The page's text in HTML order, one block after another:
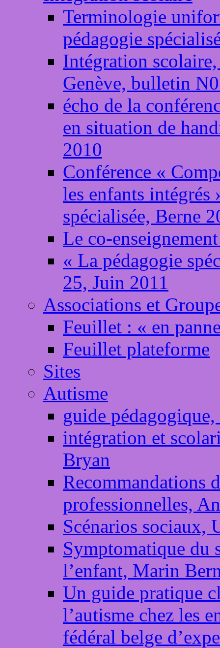
Terminologie
pédagogie
Intégration
Genève, bulletin
écho de la
en situation de
2010
Conférence «
les enfants intégrés
spécialisée, Berne
Le co-
« La pédagogie
25, Juin 2011
Associations et
Feuillet : « en
Feuillet plateforme
Sites
Autisme
guide
intégration et
Bryan
Recommandations
professionnelles,
Scénarios sociaux,
Symptomatique du
l’enfant, Marin
Un guide pratique
l’autisme chez les
fédéral belge